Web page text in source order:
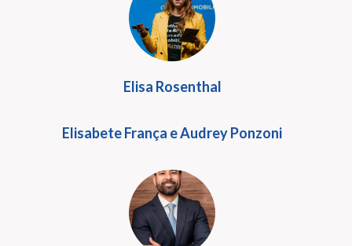
Elisa Rosenthal
Elisabete França e Audrey Ponzoni